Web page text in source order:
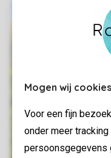
Mogen wij
Voor een fijn
onder meer
persoonsgegevens